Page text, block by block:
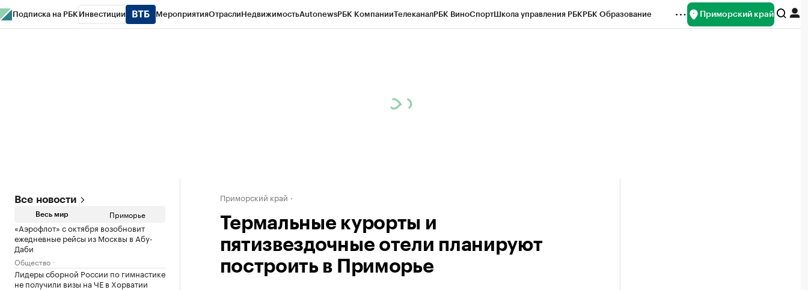
Подписка на РБК Инвестиции МероприятияОтраслиНедвижимостьAutonewsРБК КомпанииТелеканалРБК ВиноСпортШкола управления РБКРБК Образование Приморский край
Все новости
Весь мир Приморье
«Аэрофлот» с октября возобновит
ежедневные рейсы из Москвы в Абу-
Даби
Общество
Лидеры сборной России по гимнастике
не получили визы на ЧЕ в Хорватии
Приморский край
Термальные курорты и
пятизвездочные отели планируют
построить в Приморье